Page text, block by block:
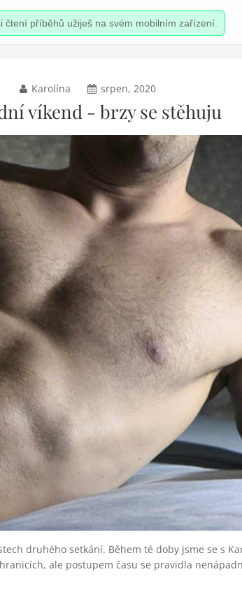
čtení příběhů užiješ na svém mobilním zařízení.
Karolína srpen, 2020
víkend - brzy se stěhuju
druhého setkání. Během té doby jsme se s
ale postupem času se pravidla